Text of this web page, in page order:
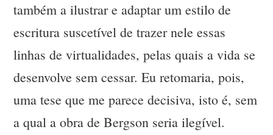
também a ilustrar e adaptar um estilo de
escritura suscetível de trazer nele essas
linhas de virtualidades, pelas quais a vida se
desenvolve sem cessar. Eu retomaria, pois,
uma tese que me parece decisiva, isto é, sem
a qual a obra de Bergson seria ilegível.